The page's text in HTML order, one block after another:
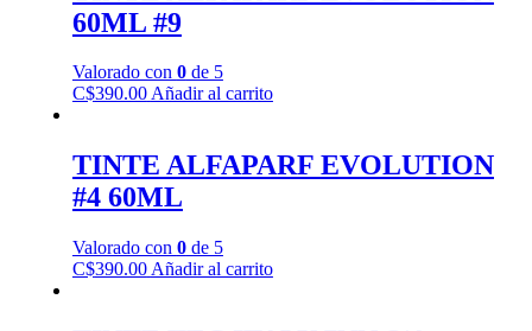
60ML #9
Valorado con 0de 5
C$390.00Añadir al carrito
TINTE ALFAPARF EVOLUTION
#4 60ML
Valorado con 0de 5
C$390.00 Añadir al carrito